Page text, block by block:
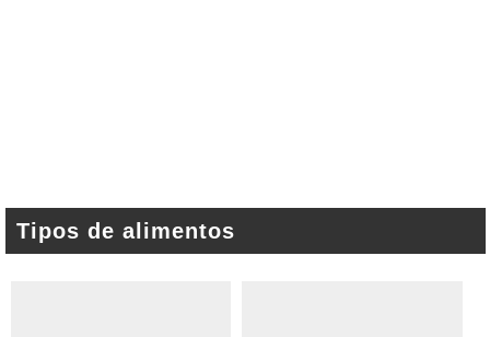
Tipos de alimentos